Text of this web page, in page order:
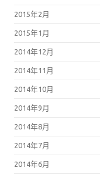
2015年2月
2015年1月
2014年12月
2014年11月
2014年10月
2014年9月
2014年8月
2014年7月
2014年6月